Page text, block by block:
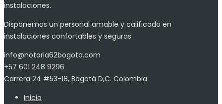
instalaciones.
Disponemos un personal amable y calificado en
instalaciones confortables y seguras.
info@notaria62bogota.com
+57 601 248 9296
Carrera 24 #53-18, Bogotá D,C. Colombia
Inicio